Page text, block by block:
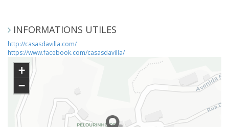
INFORMATIONS UTILES
http://casasdavilla.com/
https://www.facebook.com/casasdavilla/
+
−